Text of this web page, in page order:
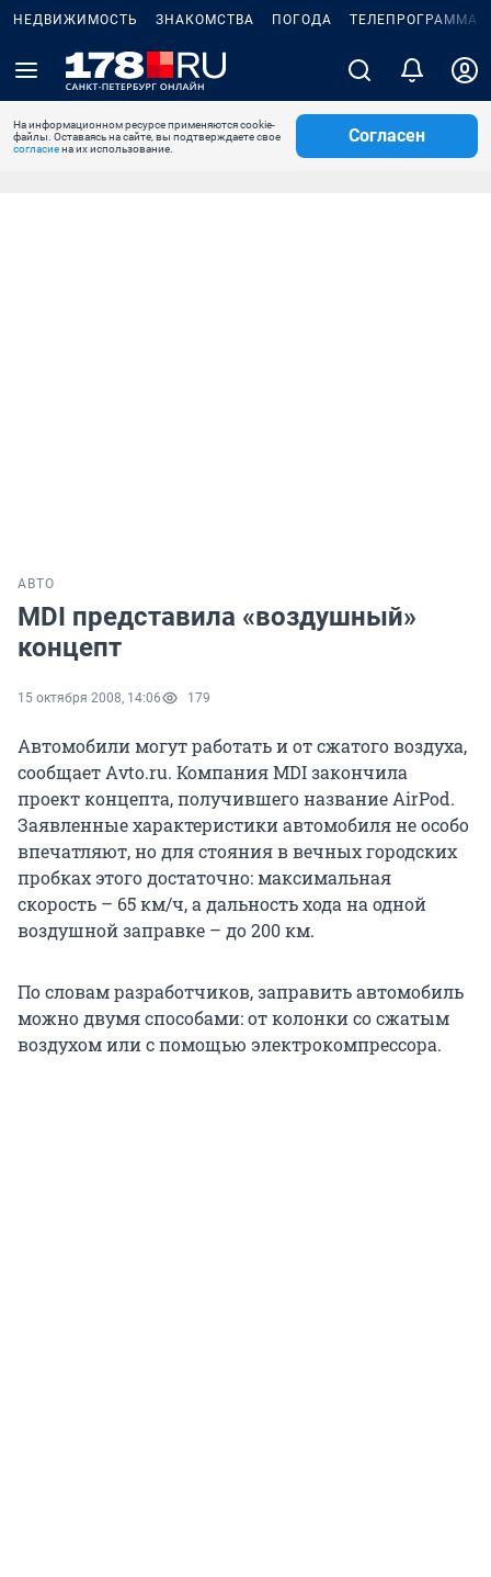
НЕДВИЖИМОСТЬ ЗНАКОМСТВА ПОГОДА ТЕЛЕПРОГРАММА
На информационном ресурсе применяются cookie-
файлы. Оставаясь на сайте, вы подтверждаете свое
согласиена их использование.
Согласен
АВТО
MDI представила «воздушный»
концепт
15 октября 2008, 14:06 179
Автомобили могут работать и от сжатого воздуха,
сообщает Аvto.ru. Компания MDI закончила
проект концепта, получившего название AirPod.
Заявленные характеристики автомобиля не особо
впечатляют, но для стояния в вечных городских
пробках этого достаточно: максимальная
скорость – 65 км/ч, а дальность хода на одной
воздушной заправке – до 200 км.
По словам разработчиков, заправить автомобиль
можно двумя способами: от колонки со сжатым
воздухом или с помощью электрокомпрессора.